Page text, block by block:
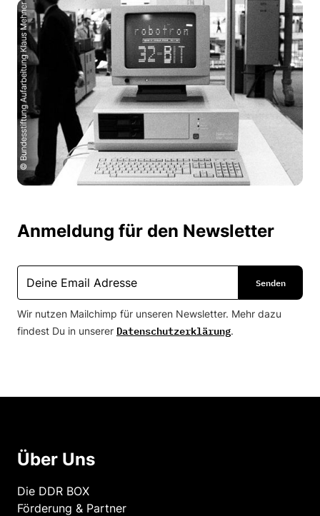
Anmeldung für den Newsletter
Wir nutzen Mailchimp für unseren Newsletter. Mehr dazu
findest Du in unserer Datenschutzerklärung.
Über Uns
Die DDR BOX
Förderung & Partner